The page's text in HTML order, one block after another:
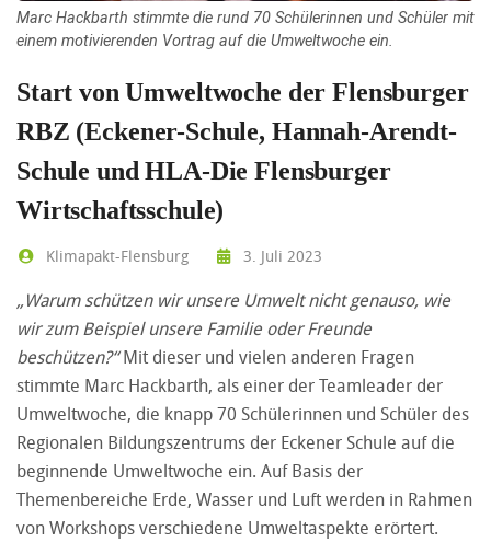
Marc Hackbarth stimmte die rund 70 Schülerinnen und Schüler mit
einem motivierenden Vortrag auf die Umweltwoche ein.
Start von Umweltwoche der Flensburger
RBZ (Eckener-Schule, Hannah-Arendt-
Schule und HLA-Die Flensburger
Wirtschaftsschule)
Klimapakt-Flensburg 3. Juli 2023
„Warum schützen wir unsere Umwelt nicht genauso, wie
wir zum Beispiel unsere Familie oder Freunde
beschützen?“Mit dieser und vielen anderen Fragen
stimmte Marc Hackbarth, als einer der Teamleader der
Umweltwoche, die knapp 70 Schülerinnen und Schüler des
Regionalen Bildungszentrums der Eckener Schule auf die
beginnende Umweltwoche ein. Auf Basis der
Themenbereiche Erde, Wasser und Luft werden in Rahmen
von Workshops verschiedene Umweltaspekte erörtert.